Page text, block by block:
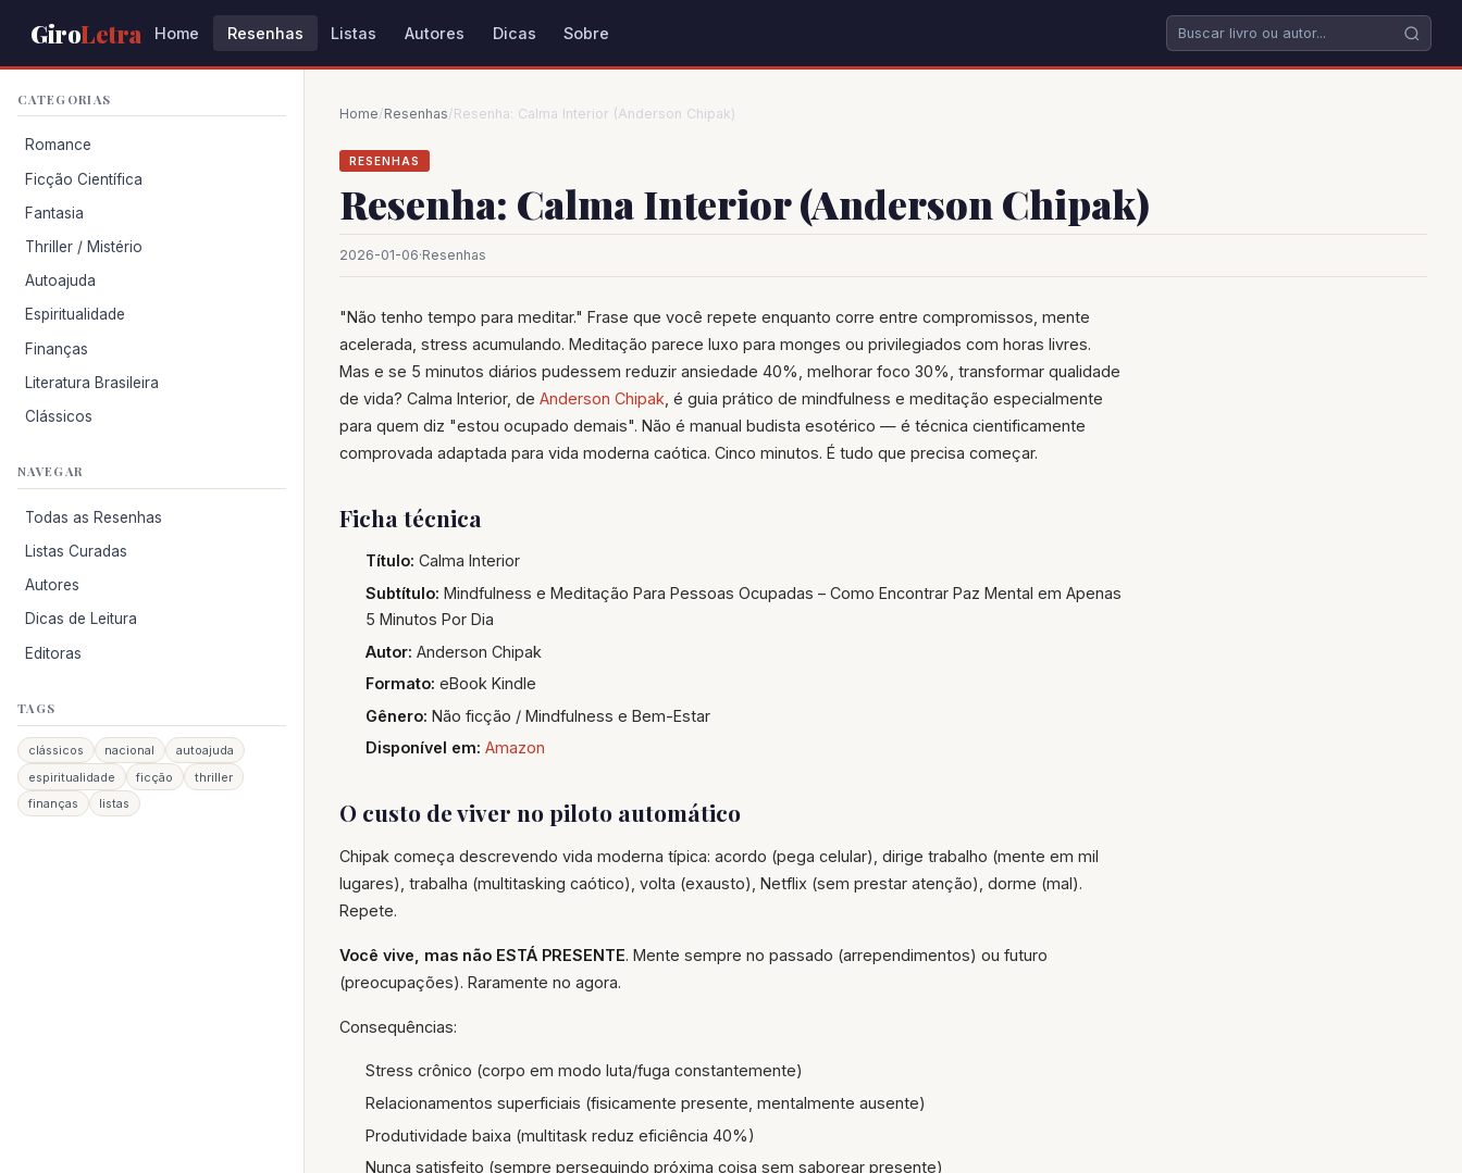
GiroLetra Home Resenhas Listas Autores Dicas Sobre
CATEGORIAS
Romance
Ficção Científica
Fantasia
Thriller / Mistério
Autoajuda
Espiritualidade
Finanças
Literatura Brasileira
Clássicos
NAVEGAR
Todas as Resenhas
Listas Curadas
Autores
Dicas de Leitura
Editoras
TAGS
clássicos nacional
autoajuda
espiritualidade
ficção
thriller
finanças
listas
Home/Resenhas/Resenha: Calma Interior (Anderson Chipak)
RESENHAS
Resenha: Calma Interior (Anderson Chipak)
2026-01-06·Resenhas
"Não tenho tempo para meditar." Frase que você repete enquanto corre entre compromissos, mente
acelerada, stress acumulando. Meditação parece luxo para monges ou privilegiados com horas livres.
Mas e se 5 minutos diários pudessem reduzir ansiedade 40%, melhorar foco 30%, transformar qualidade
de vida? Calma Interior, de Anderson Chipak , é guia prático de mindfulness e meditação especialmente
para quem diz "estou ocupado demais". Não é manual budista esotérico — é técnica cientificamente
comprovada adaptada para vida moderna caótica. Cinco minutos. É tudo que precisa começar.
Ficha técnica
Título: Calma Interior
Subtítulo: Mindfulness e Meditação Para Pessoas Ocupadas – Como Encontrar Paz Mental em Apenas
5 Minutos Por Dia
Autor: Anderson Chipak
Formato: eBook Kindle
Gênero: Não ficção / Mindfulness e Bem-Estar
Disponível em: Amazon
O custo de viver no piloto automático
Chipak começa descrevendo vida moderna típica: acordo (pega celular), dirige trabalho (mente em mil
lugares), trabalha (multitasking caótico), volta (exausto), Netflix (sem prestar atenção), dorme (mal).
Repete.
Você vive, mas não ESTÁ PRESENTE. Mente sempre no passado (arrependimentos) ou futuro
(preocupações). Raramente no agora.
Consequências:
Stress crônico (corpo em modo luta/fuga constantemente)
Relacionamentos superficiais (fisicamente presente, mentalmente ausente)
Produtividade baixa (multitask reduz eficiência 40%)
Nunca satisfeito (sempre perseguindo próxima coisa sem saborear presente)